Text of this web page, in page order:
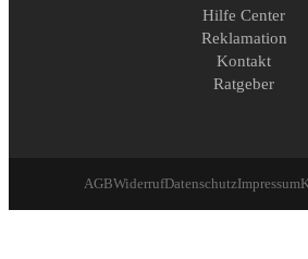
Hilfe Center
Reklamation
Kontakt
Ratgeber
AGBWiderrufDatenschutzImpressum